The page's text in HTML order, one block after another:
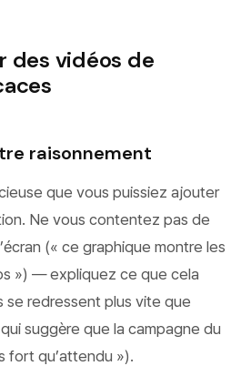
des vidéos de
raisonnement
que vous puissiez ajouter
Ne vous contentez pas de
(« ce graphique montre les
») — expliquez ce que cela
se redressent plus vite que
suggère que la campagne du
fort qu’attendu »).